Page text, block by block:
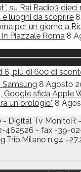
su Rai Radio3
luoghi da scoprire
per un giorno a
Piazzale Roma 8
8, più di 600 di
8 Agosto
Google sfida Apple
un orologio" 8
Digital Tv MonitoR -
462526 - fax +39-
n.94 -